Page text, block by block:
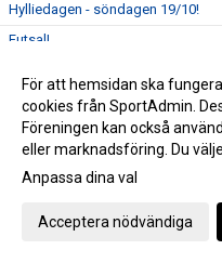
Hylliedagen - söndagen 19/10!
Futsal!
Tränarutbildningar hösten 2014
Erbjudande via Sponsorhuset!
Hylliedagen 19:e oktober!
Boka din flygresa via SAS - både
För att hemsidan ska
cookies från SportAdmin.
Föreningen kan också
eller marknadsföring. Du
Anpassa dina val
Acceptera nödvändiga